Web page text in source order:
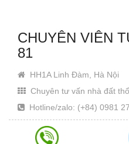
CHUYÊN VIÊN
81
HH1A Linh Đàm, Hà Nội
Chuyên tư vấn nhà đất
Hotline/zalo: (+84) 0981